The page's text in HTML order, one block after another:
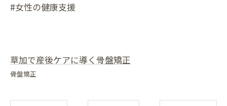
#女性の健康支援
草加で産後ケアに導く骨盤矯正
骨盤矯正